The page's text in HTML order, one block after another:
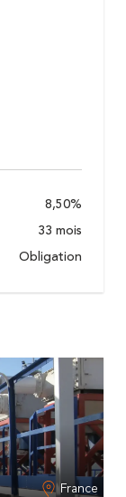
8,50%
33 mois
Obligation
France